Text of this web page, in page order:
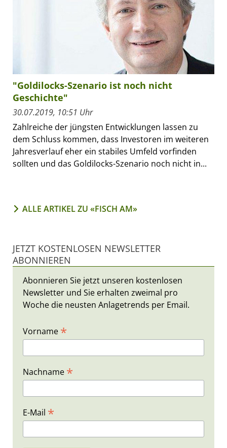
"Goldilocks-Szenario ist noch nicht
Geschichte"
30.07.2019, 10:51 Uhr
Zahlreiche der jüngsten Entwicklungen lassen zu
dem Schluss kommen, dass Investoren im weiteren
Jahresverlauf eher ein stabiles Umfeld vorfinden
sollten und das Goldilocks-Szenario noch nicht in...
ALLE ARTIKEL ZU «FISCH AM»
JETZT KOSTENLOSEN NEWSLETTER
ABONNIEREN
Abonnieren Sie jetzt unseren kostenlosen
Newsletter und Sie erhalten zweimal pro
Woche die neusten Anlagetrends per Email.
Vorname *
Nachname *
E-Mail *